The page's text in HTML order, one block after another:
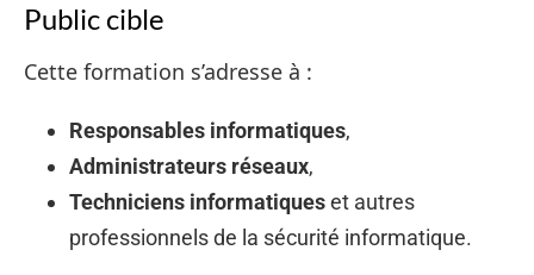
Public cible
Cette formation s’adresse à :
Responsables informatiques,
Administrateurs réseaux,
Techniciens informatiqueset autres
professionnels de la sécurité informatique.